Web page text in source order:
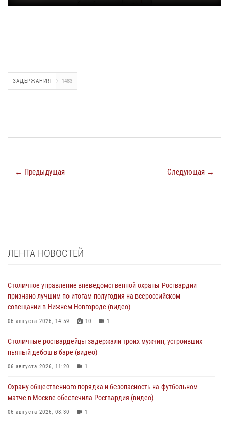
ЗАДЕРЖАНИЯ 1483
← Предыдущая Следующая →
ЛЕНТА НОВОСТЕЙ
Столичное управление вневедомственной охраны Росгвардии
признано лучшим по итогам полугодия на всероссийском
совещании в Нижнем Новгороде (видео)
06 августа 2026, 14:59 10 1
Столичные росгвардейцы задержали троих мужчин, устроивших
пьяный дебош в баре (видео)
06 августа 2026, 11:20 1
Охрану общественного порядка и безопасность на футбольном
матче в Москве обеспечила Росгвардия (видео)
06 августа 2026, 08:30 1